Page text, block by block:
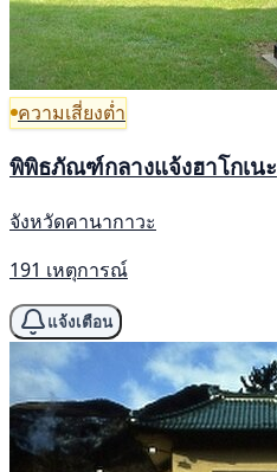
ความเสี่ยงต่ำ
พิพิธภัณฑ์กลางแจ้งฮาโกเนะ
จังหวัดคานากาวะ
191 เหตุการณ์
แจ้งเตือน